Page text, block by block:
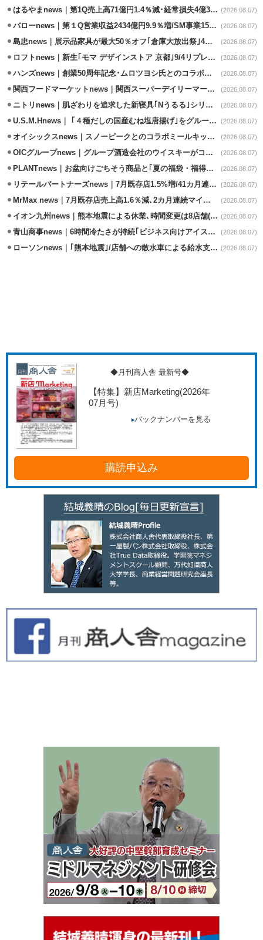
はるやまnews｜第1Q売上高71億円1.4％減･経常損失4億3800万円 (2026.08.07)
バローnews｜第１Q営業収益2434億円9.9％増/SM事業15.5％増と絶好調 (2026.08.07)
島忠news｜展示品家具が最大50％オフ｢倉庫大放出祭｣4店舗限定で開催 (2026.08.07)
ロフトnews｜新生｢モマ デザインストア 京都｣9/4リプレイスオープン (2026.08.07)
ハンズnews｜創業50周年記念･ムロツヨシ氏とのコラボ企画｢ムロハンズ｣開催 (2026.08.07)
関西フードマーケットnews｜関西スーパーデイリーマート蒲生店8/7改装 (2026.08.07)
ニトリnews｜肌ざわりを追求した新寝具｢Nうるる｣シリーズを発売 (2026.08.07)
U.S.M.Hnews｜ ｢４種だしの国産むね塩唐揚げ｣をグループ610店で共同販促 (2026.08.07)
オイシックスnews｜スノーピークとのコラボミールキット8/13発売 (2026.08.07)
OICグループnews｜グループ酒造会社のウイスキーがコンペティション受賞 (2026.08.07)
PLANTnews｜お盆向けごちそう商品と｢夏の福袋・福得カート｣8/8から開催 (2026.08.07)
リテールパートナーズnews｜7月既存店1.5%増/41カ月連続増 (2026.08.07)
MrMax news｜7月既存店売上高1.6％減､2カ月連続マイナス (2026.08.07)
イオン九州news｜熊本地震による休業､時間変更は8店舗(8/7時点) (2026.08.07)
青山商事news｜6時間冷たさが持続｢ビジネス向けアイスベスト｣発売 (2026.08.07)
ローソンnews｜｢熊本地震｣/店舗への散水車による給水支援を開始 (2026.08.07)
◆月刊商人舎 最新号◆
【特集】新店Marketing(2026年
07月号)
バックナンバーを見る
購読申込み